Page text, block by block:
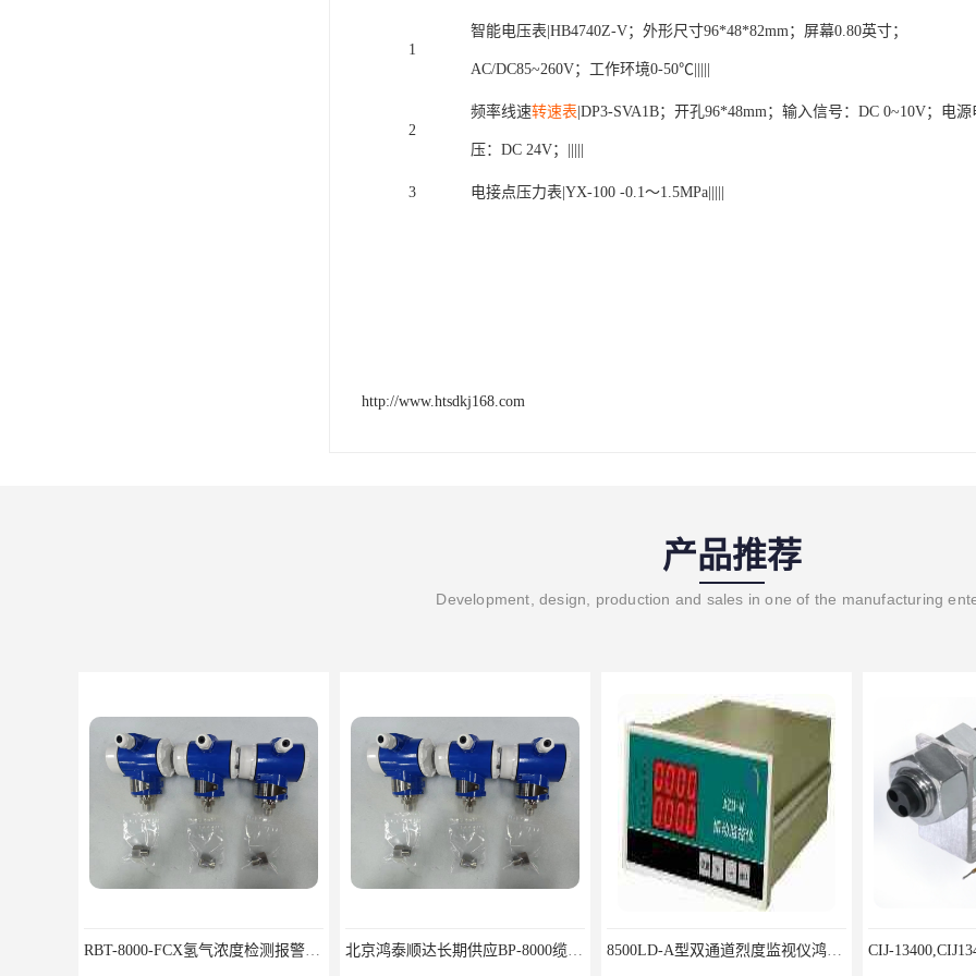
1
智能电压表 |HB4740Z-V；外形尺寸96*48*82mm；屏幕0.80英寸；
AC/DC85~260V；工作环境0-50℃|||||
2
频率线速转速表 |DP3-SVA1B；开孔96*48mm；输入信号：DC 0~10V；电源
压：DC 24V；|||||
3 电接点压力表 |YX-100 -0.1～1.5MPa|||||
http://www.htsdkj168.com
产品推荐
Development, design, production and sales in one of the manufacturing
RBT-8000-FCX氢气浓度检测报警器北京地区供应商 北京鸿泰顺达长期供应BP-8000缆式液位计，0-5米现场显示；BP-8000缆式液位计，0-5米现场显示询价电话 8500LD-A型双通道烈度监视仪鸿泰产品性价比好